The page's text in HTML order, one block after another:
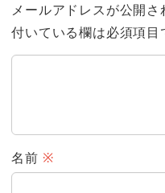
メールアドレスが公開さ
付いている欄は必須項目
名前 ※